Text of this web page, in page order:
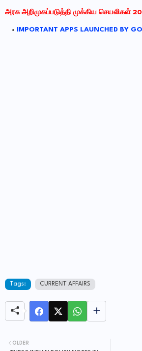
அரசு அறிமுகப்படுத்தி முக்கிய செயலிகள்
IMPORTANT APPS LAUNCHED BY
Tags: CURRENT AFFAIRS
OLDER